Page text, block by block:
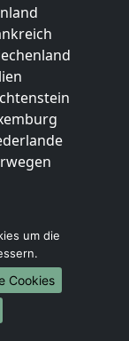
am Main
um die
Cookies